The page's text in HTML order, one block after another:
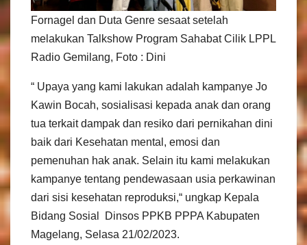
Fornagel dan Duta Genre sesaat setelah
melakukan Talkshow Program Sahabat Cilik LPPL
Radio Gemilang, Foto : Dini
“ Upaya yang kami lakukan adalah kampanye Jo
Kawin Bocah, sosialisasi kepada anak dan orang
tua terkait dampak dan resiko dari pernikahan dini
baik dari Kesehatan mental, emosi dan
pemenuhan hak anak. Selain itu kami melakukan
kampanye tentang pendewasaan usia perkawinan
dari sisi kesehatan reproduksi,“ ungkap Kepala
Bidang Sosial Dinsos PPKB PPPA Kabupaten
Magelang, Selasa 21/02/2023.